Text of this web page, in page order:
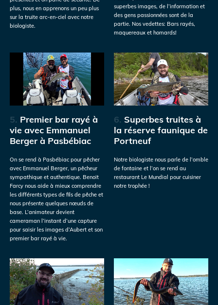
plus, nous en apprenons un peu plus
sur la truite arc-en-ciel avec notre
biologiste.
superbes images, de l’information et
des gens passionnées sont de la
partie. Nos vedettes: Bars rayés,
maquereaux et homards!
5. Premier bar rayé à
vie avec Emmanuel
Berger à Pasbébiac
On se rend à Pasbébiac pour pêcher
avec Emmanuel Berger, un pêcheur
sympathique et authentique. Benoit
Farcy nous aide à mieux comprendre
les différents types de fils de pêche et
nous présente quelques nœuds de
base. L’animateur devient
cameraman l’instant d’une capture
pour saisir les images d’Aubert et son
premier bar rayé à vie.
6. Superbes truites à
la réserve faunique de
Portneuf
Notre biologiste nous parle de l’omble
de fontaine et l’on se rend au
restaurant Le Mundial pour cuisiner
notre trophée !